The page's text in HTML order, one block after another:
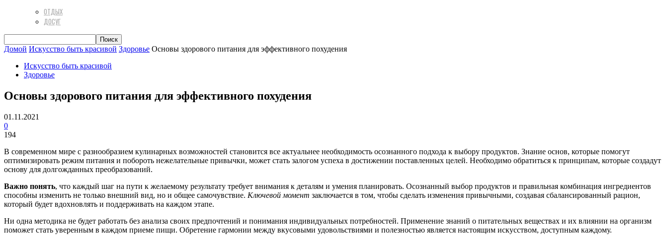
ОТДЫХ
ДОСУГ
Домой Искусство быть красивой Здоровье Основы здорового питания для эффективного похудения
Искусство быть красивой
Здоровье
Основы здорового питания для эффективного похудения
01.11.2021
0
194
В современном мире с разнообразием кулинарных возможностей становится все актуальнее необходимость осознанного подхода к выбору продуктов. Знание основ, которые помогут
оптимизировать режим питания и побороть нежелательные привычки, может стать залогом успеха в достижении поставленных целей. Необходимо обратиться к принципам, которые создадут
основу для долгожданных преобразований.
Важно понять, что каждый шаг на пути к желаемому результату требует внимания к деталям и умения планировать. Осознанный выбор продуктов и правильная комбинация ингредиентов
способны изменить не только внешний вид, но и общее самочувствие. Ключевой момент заключается в том, чтобы сделать изменения привычными, создавая сбалансированный рацион,
который будет вдохновлять и поддерживать на каждом этапе.
Ни одна методика не будет работать без анализа своих предпочтений и понимания индивидуальных потребностей. Применение знаний о питательных веществах и их влиянии на организм
поможет стать уверенным в каждом приеме пищи. Обретение гармонии между вкусовыми удовольствиями и полезностью является настоящим искусством, доступным каждому.